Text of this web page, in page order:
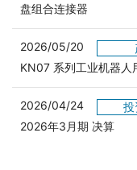
盘组合连接器
2026/05/20
KN07 系列工业机器人
2026/04/24
投
2026年3月期 决算